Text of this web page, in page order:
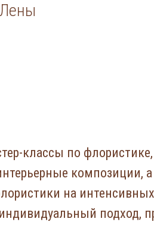
классы по
композиции, а
на
подход,